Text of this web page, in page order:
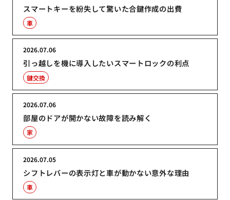
スマートキーを紛失して驚いた合鍵作成の出費
車
引っ越しを機に導入したいスマートロックの利点
2026.07.06
鍵交換
部屋のドアが開かない故障を読み解く
2026.07.06
家
シフトレバーの表示灯と車が動かない意外な理由
2026.07.05
車